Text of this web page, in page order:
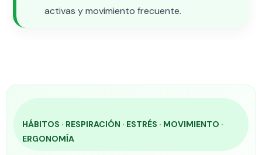
activas y movimiento frecuente.
HÁBITOS · RESPIRACIÓN · ESTRÉS · MOVIMIENTO ·
ERGONOMÍA